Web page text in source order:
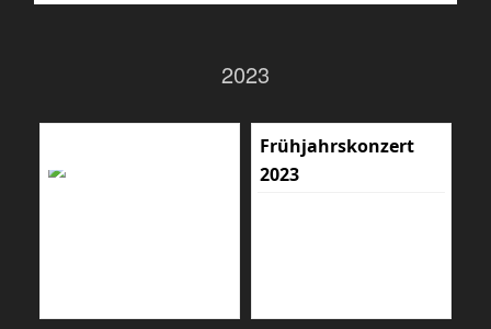
2023
Frühjahrskonzert
2023